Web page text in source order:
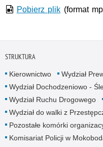
Pobierz plik (format
STRUKTURA
Kierownictwo Wydział
Wydział Dochodzeniowo -
Wydział Ruchu Drogowego
Wydział do walki z
Pozostałe komórki
Komisariat Policji w